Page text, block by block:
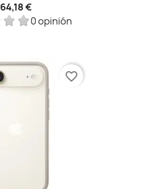
64,18 €
0 opinión
favorite_border